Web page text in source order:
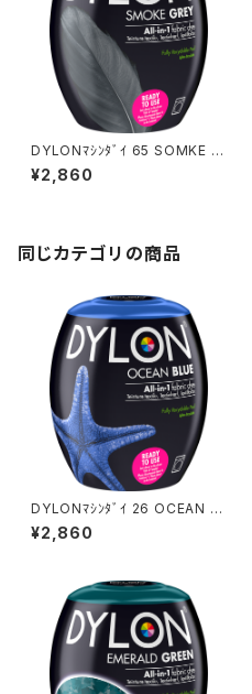
DYLONﾏｼﾝﾀﾞｲ 65 SOMKE G
REY
¥2,860
同じカテゴリの商品
DYLONﾏｼﾝﾀﾞｲ 26 OCEAN B
LUE
¥2,860